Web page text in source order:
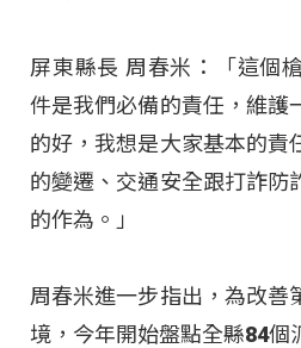
屏東縣長 周春米：「這個
件是我們必備的責任，維護
的好，我想是大家基本的責
的變遷、交通安全跟打詐防
的作為。」
周春米進一步指出，為改善
境，今年開始盤點全縣84個